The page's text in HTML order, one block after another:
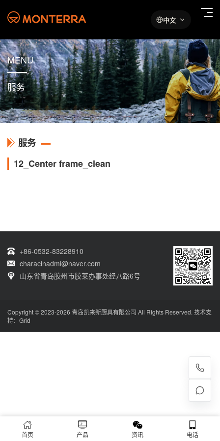
中文
MENU
服务
服务
12_Center frame_clean
+86-0532-83228910
characinadmi@naver.com
山东省青岛胶州市胶莱办事处经八路6号
Copyright © 2023-2026 青岛凯来新厨具有限公司 All Rights Reserved. 技术支
持： Grid
首页 产品 资讯 电话